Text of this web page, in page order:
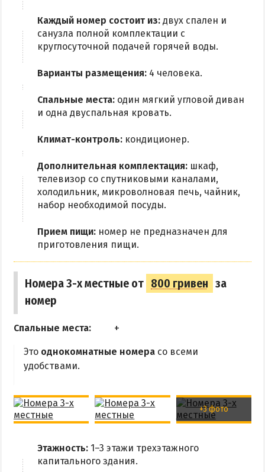
Каждый номер состоит из: двух спален и
санузла полной комплектации с
круглосуточной подачей горячей воды.
Варианты размещения: 4 человека.
Спальные места: один мягкий угловой диван
и одна двуспальная кровать.
Климат-контроль: кондиционер.
Дополнительная комплектация: шкаф,
телевизор со спутниковыми каналами,
холодильник, микроволновая печь, чайник,
набор необходимой посуды.
Прием пищи: номер не предназначен для
приготовления пищи.
Номера 3-х местные от 800 гривен за
номер
Спальные места:
Это однокомнатные номера со всеми
удобствами.
+3 фото
Этажность: 1–3 этажи трехэтажного
капитального здания.